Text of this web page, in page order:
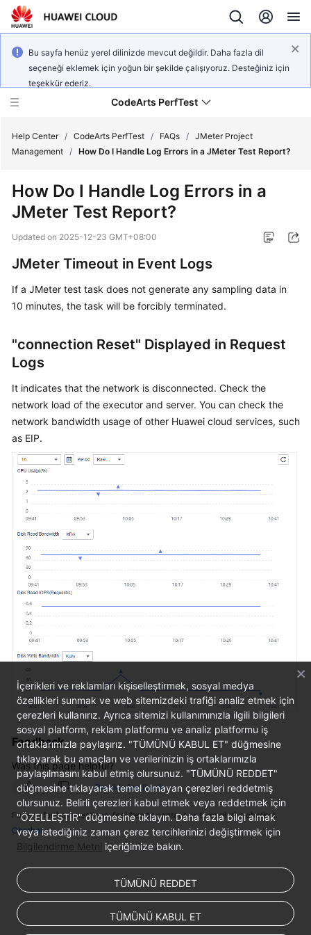
Bu sayfa henüz yerel dilinizde mevcut değildir. Daha fazla dil
seçeneği eklemek için yoğun bir şekilde çalışıyoruz. Desteğiniz için
teşekkür ederiz.
CodeArts PerfTest
New
Overview
Getting
User
Guide
Best
Practices
Reference
SDK
Reference
Videos
General
Reference
Glossary
Shared
Responsibilities
Service
Level
Agreement
White
Papers
Endpoints
Help Center / CodeArts PerfTest / FAQs / JMeter Project
Management / How Do I Handle Log Errors in a JMeter Test Report?
How Do I Handle Log Errors in a
JMeter Test Report?
Updated on 2025-12-23 GMT+08:00
JMeter Timeout in Event Logs
If a JMeter test task does not generate any sampling data in
10 minutes, the task will be forcibly terminated.
"connection Reset" Displayed in Request
Logs
It indicates that the network is disconnected. Check the
network load of the executor and server. You can check the
network bandwidth usage of other Huawei cloud services, such
as EIP.
Feedback
Was this page helpful?
Provide feedback
For any further questions, feel free to contact us through the chatbot.
Chatbot
İçerikleri ve reklamları kişiselleştirmek, sosyal medya
özellikleri sunmak ve web sitemizdeki trafiği analiz etmek için
çerezleri kullanırız. Ayrıca sitemizi kullanımınızla ilgili bilgileri
sosyal platform, reklam platformu ve analiz platformu iş
ortaklarımızla paylaşırız. "TÜMÜNÜ KABUL ET" düğmesine
tıklayarak bu amaçları ve verilerinizin iş ortaklarımızla
paylaşılmasını kabul etmiş olursunuz. "TÜMÜNÜ REDDET"
düğmesine tıklayarak temel olmayan çerezleri reddetmiş
olursunuz. Belirli çerezleri kabul etmek veya reddetmek için
"ÖZELLEŞTİR" düğmesine tıklayın. Daha fazla bilgi almak
veya istediğiniz zaman çerez tercihlerinizi değiştirmek için
Bilgilendirme Metni içeriğimize bakın.
TÜMÜNÜ REDDET
TÜMÜNÜ KABUL ET